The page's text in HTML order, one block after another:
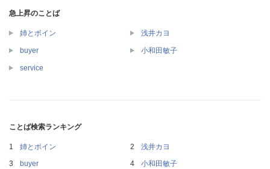
急上昇のことば
姉とボイン 浅井カヨ
buyer 小和田敏子
service
ことば検索ランキング
姉とボイン
浅井カヨ
buyer
小和田敏子